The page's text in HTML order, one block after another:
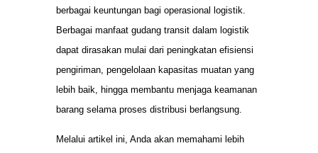
berbagai keuntungan bagi operasional logistik.
Berbagai manfaat gudang transit dalam logistik
dapat dirasakan mulai dari peningkatan efisiensi
pengiriman, pengelolaan kapasitas muatan yang
lebih baik, hingga membantu menjaga keamanan
barang selama proses distribusi berlangsung.
Melalui artikel ini, Anda akan memahami lebih